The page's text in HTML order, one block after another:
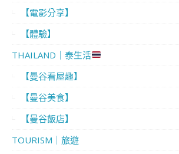
【電影分享】
【體驗】
THAILAND｜泰生活
【曼谷看屋趣】
【曼谷美食】
【曼谷飯店】
TOURISM｜旅遊